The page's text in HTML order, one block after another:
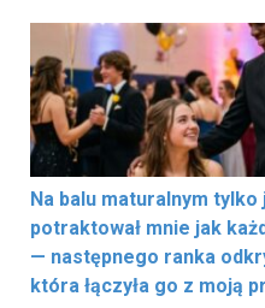
Na balu maturalnym tylko
potraktował mnie jak
— następnego ranka
która łączyła go z moją